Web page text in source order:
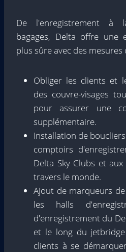
De l'enregistrement à
bagages, Delta offre une
plus sûre avec des
Obliger les clients et
des couvre-visages
pour assurer une
supplémentaire.
Installation de
comptoirs
Delta Sky Clubs et
travers le monde.
Ajout de marqueurs
les halls
d'enregistrement du
et le long du
clients à se